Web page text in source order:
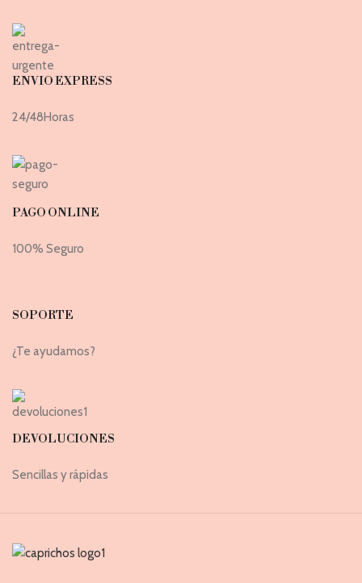
ENVIO EXPRESS
24/48Horas
PAGO ONLINE
100% Seguro
SOPORTE
¿Te ayudamos?
DEVOLUCIONES
Sencillas y rápidas